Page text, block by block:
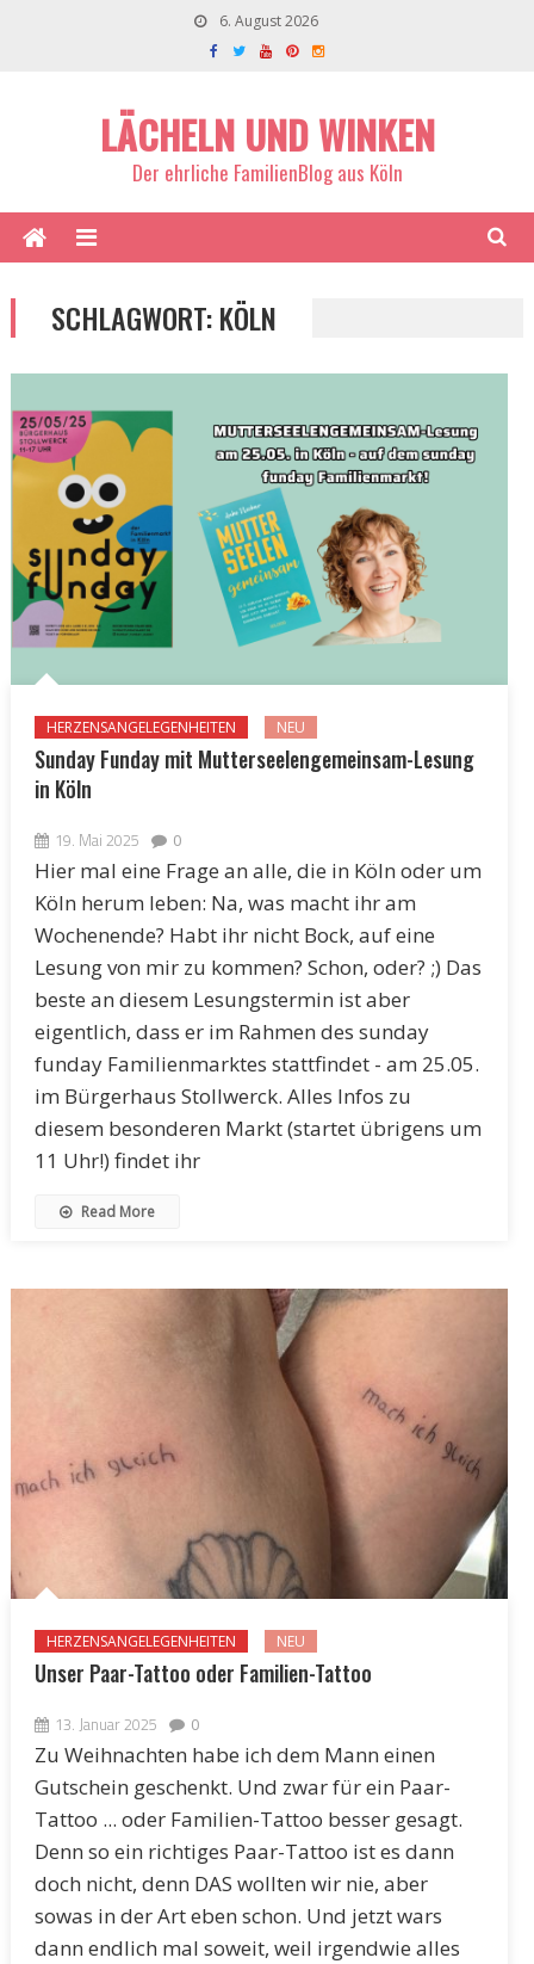
6. August 2026
LÄCHELN UND WINKEN
Der ehrliche FamilienBlog aus Köln
SCHLAGWORT:KÖLN
HERZENSANGELEGENHEITEN NEU
Sunday Funday mit Mutterseelengemeinsam-Lesung
in Köln
19. Mai 2025 0
Hier mal eine Frage an alle, die in Köln oder um
Köln herum leben: Na, was macht ihr am
Wochenende? Habt ihr nicht Bock, auf eine
Lesung von mir zu kommen? Schon, oder? ;) Das
beste an diesem Lesungstermin ist aber
eigentlich, dass er im Rahmen des sunday
funday Familienmarktes stattfindet - am 25.05.
im Bürgerhaus Stollwerck. Alles Infos zu
diesem besonderen Markt (startet übrigens um
11 Uhr!) findet ihr
Read More
HERZENSANGELEGENHEITEN NEU
Unser Paar-Tattoo oder Familien-Tattoo
13. Januar 2025 0
Zu Weihnachten habe ich dem Mann einen
Gutschein geschenkt. Und zwar für ein Paar-
Tattoo ... oder Familien-Tattoo besser gesagt.
Denn so ein richtiges Paar-Tattoo ist es dann
doch nicht, denn DAS wollten wir nie, aber
sowas in der Art eben schon. Und jetzt wars
dann endlich mal soweit, weil irgendwie alles